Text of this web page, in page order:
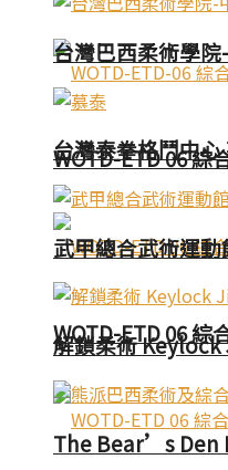
WOTD-ETD 06 綜
WOTD-ETD 06 綜
台灣巴西柔術學
台灣泰拳格鬥中心
武甲總合武術運動
解鎖柔術
The Bear’s Den